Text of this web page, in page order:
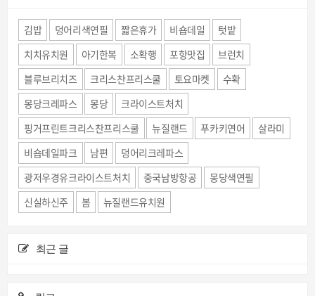
김밥 덩어리색연필 짧은휴가 비숍데일
텃밭
치치유치원
아기한복 소확행 포항맛집
브런치
블루브리치즈
크리스찬프리스쿨 토요마켓
수확
몽당크레파스
몽당
크라이스트처치
핑거프린트크리스찬프리스쿨
뉴질랜드 푸카키연어
살라미
비숍데일파크
남편
덩어리크레파스
광저우경유크라이스트처치
중국남방항공
몽당색연필
신실하신주
봄 뉴질랜드유치원
최근 글